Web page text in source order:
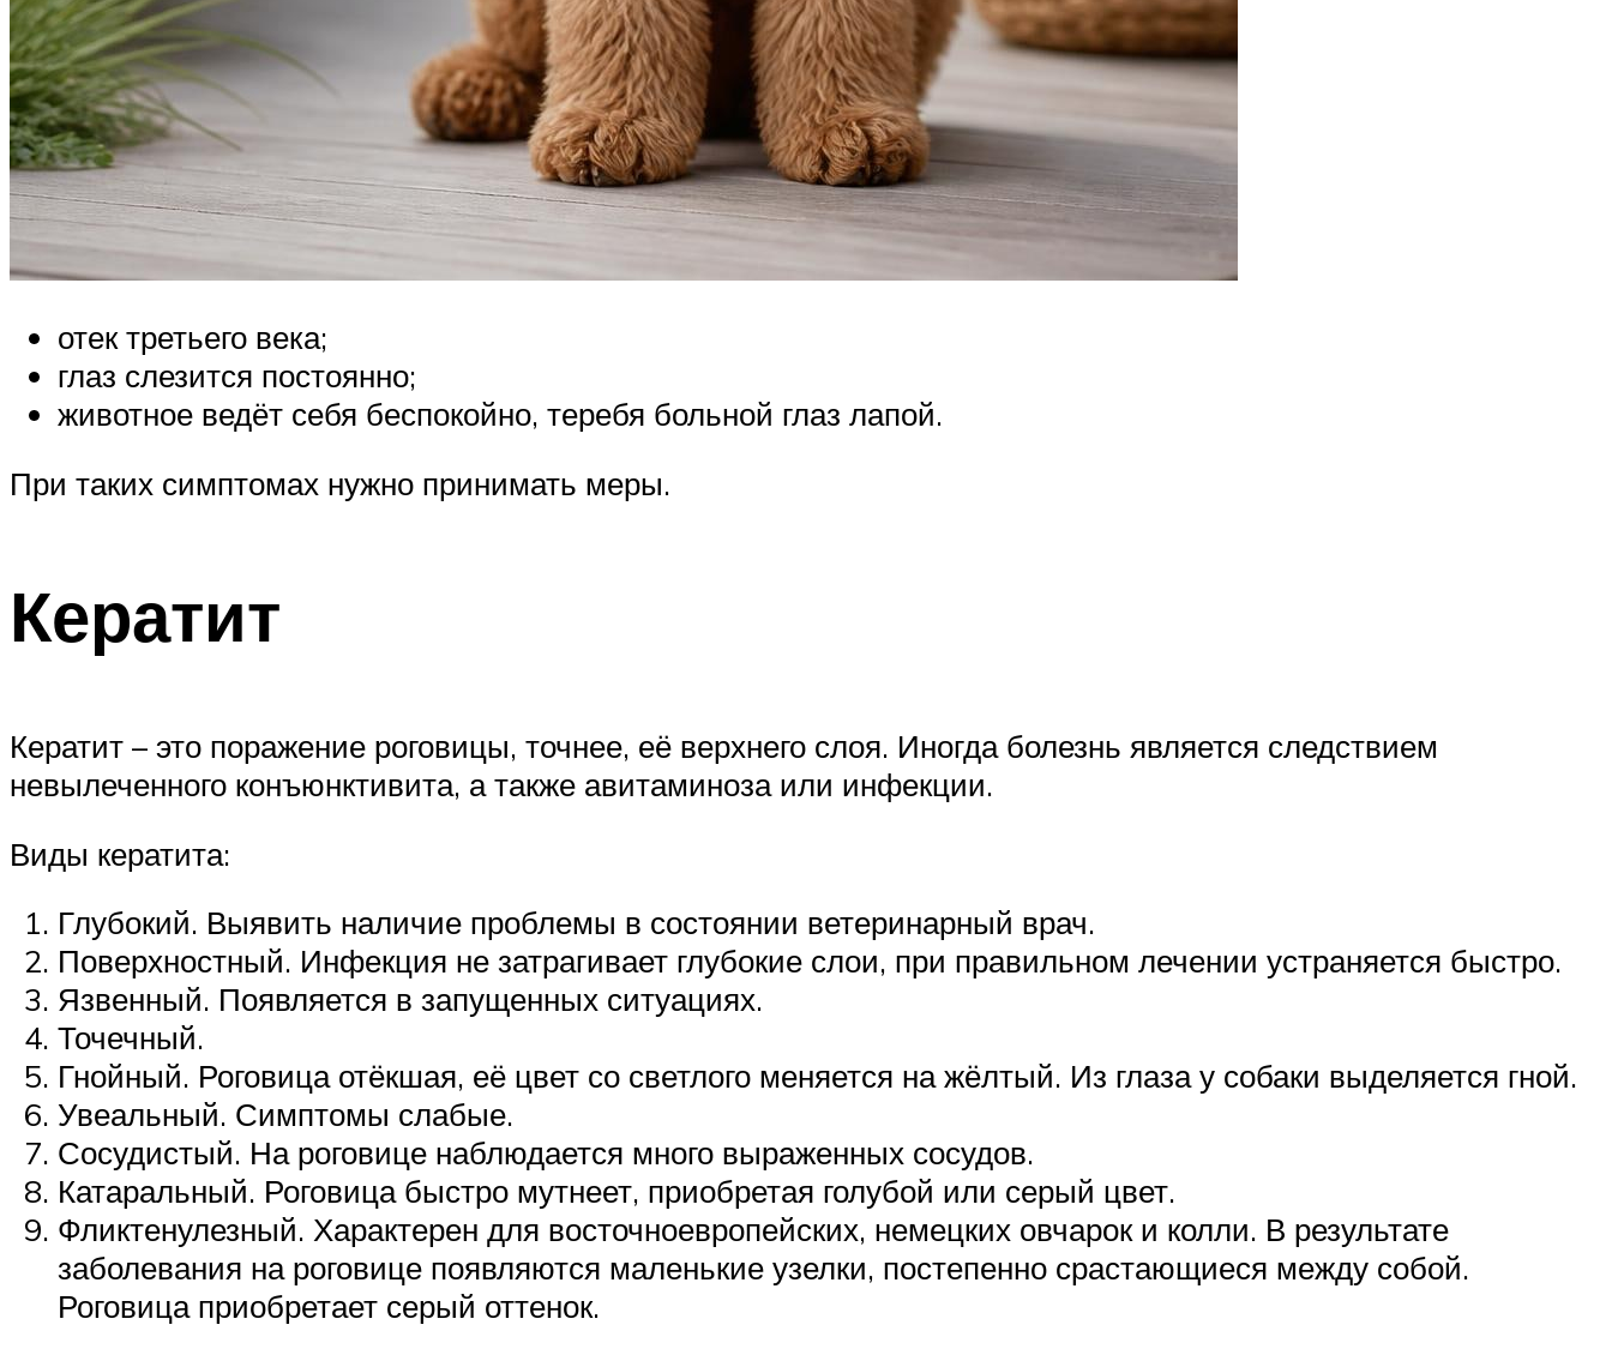
отек третьего века;
глаз слезится постоянно;
животное ведёт себя беспокойно, теребя больной глаз лапой.
При таких симптомах нужно принимать меры.
Кератит
Кератит – это поражение роговицы, точнее, её верхнего слоя. Иногда болезнь является следствием
невылеченного конъюнктивита, а также авитаминоза или инфекции.
Виды кератита:
Глубокий. Выявить наличие проблемы в состоянии ветеринарный врач.
Поверхностный. Инфекция не затрагивает глубокие слои, при правильном лечении устраняется быстро.
Язвенный. Появляется в запущенных ситуациях.
Точечный.
Гнойный. Роговица отёкшая, её цвет со светлого меняется на жёлтый. Из глаза у собаки выделяется гной.
Увеальный. Симптомы слабые.
Сосудистый. На роговице наблюдается много выраженных сосудов.
Катаральный. Роговица быстро мутнеет, приобретая голубой или серый цвет.
Фликтенулезный. Характерен для восточноевропейских, немецких овчарок и колли. В результате
заболевания на роговице появляются маленькие узелки, постепенно срастающиеся между собой.
Роговица приобретает серый оттенок.